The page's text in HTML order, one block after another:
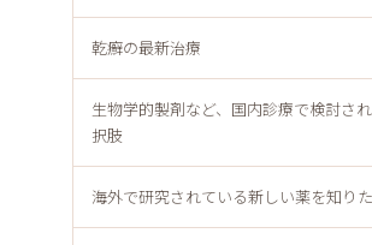
乾癬の最新治療
生物学的製剤など、国内診療で検討さ
択肢
海外で研究されている新しい薬を知り